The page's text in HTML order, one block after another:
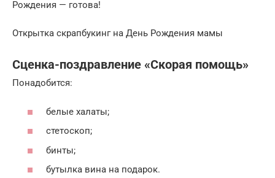
Рождения — готова!
Открытка скрапбукинг на День Рождения мамы
Сценка-поздравление «Скорая помощь»
Понадобится:
белые халаты;
стетоскоп;
бинты;
бутылка вина на подарок.